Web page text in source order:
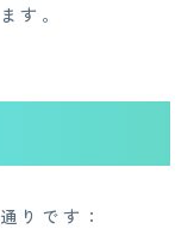
す。
りです：